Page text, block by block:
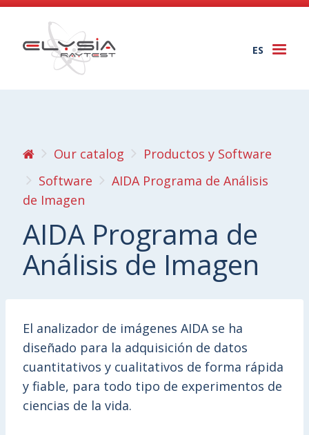
ES
Our catalog
Productos y Software
Software
AIDA Programa de Análisis
de Imagen
AIDA Programa de
Análisis de Imagen
El analizador de imágenes AIDA se ha
diseñado para la adquisición de datos
cuantitativos y cualitativos de forma rápida
y fiable, para todo tipo de experimentos de
ciencias de la vida.